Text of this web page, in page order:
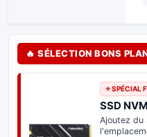
🔥 SÉLECTION BONS
⭐ SPÉCIAL
SSD
Ajoutez du